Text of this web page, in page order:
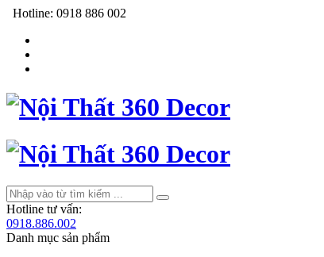
Hotline: 0918 886 002
Hotline tư vấn:
0918.886.002
Danh mục sản phẩm